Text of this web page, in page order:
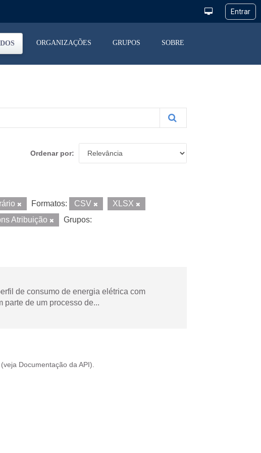
ORGANIZAÇÕES GRUPOS SOBRE
Ordenar por
Formatos: CSV
XLSX
Atribuição
Grupos:
de consumo de energia elétrica com
de um processo de...
(veja Documentação da API ).